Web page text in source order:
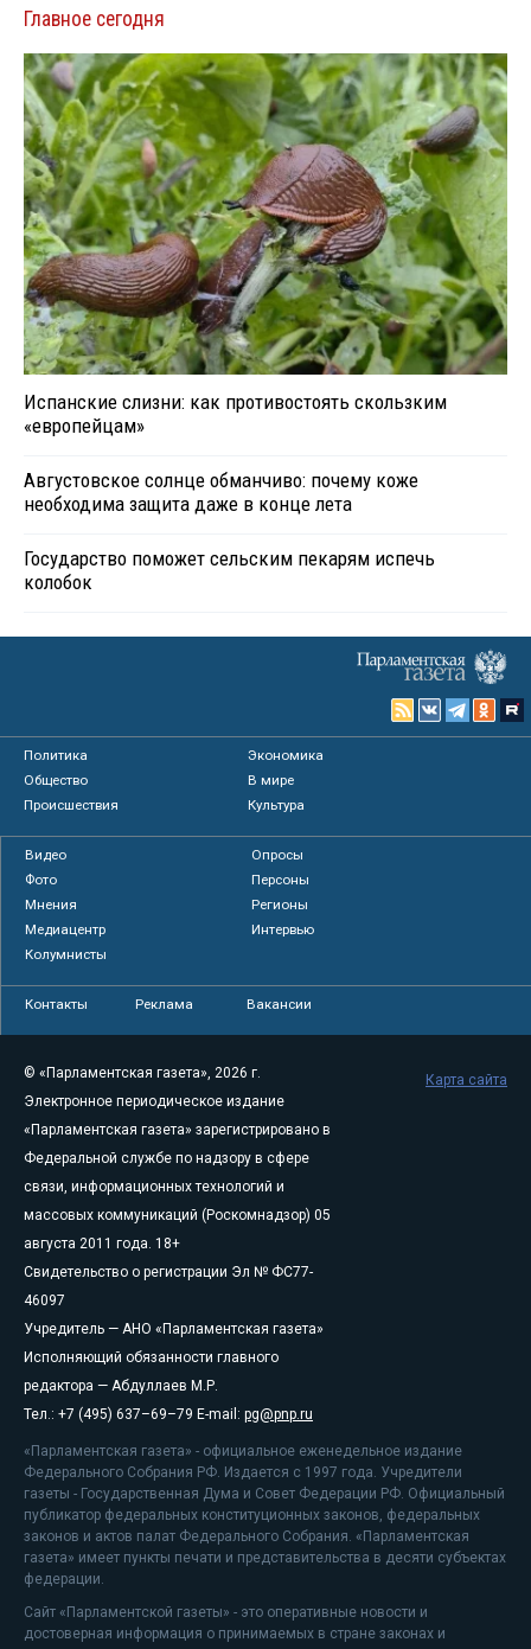
Главное сегодня
Испанские слизни: как противостоять скользким
«европейцам»
Августовское солнце обманчиво: почему коже
необходима защита даже в конце лета
Государство поможет сельским пекарям испечь
колобок
Политика
Экономика
Общество
В мире
Происшествия
Культура
Видео
Опросы
Фото
Персоны
Мнения
Регионы
Медиацентр
Интервью
Колумнисты
Контакты Реклама Вакансии
© «Парламентская газета», 2026 г.
Электронное периодическое издание
«Парламентская газета» зарегистрировано в
Федеральной службе по надзору в сфере
связи, информационных технологий и
массовых коммуникаций (Роскомнадзор) 05
августа 2011 года. 18+
Свидетельство о регистрации Эл № ФС77-
46097
Учредитель — АНО «Парламентская газета»
Исполняющий обязанности главного
редактора — Абдуллаев М.Р.
Тел.: +7 (495) 637–69–79 E-mail: pg@pnp.ru
«Парламентская газета» - официальное еженедельное издание
Федерального Собрания РФ. Издается с 1997 года. Учредители
газеты - Государственная Дума и Совет Федерации РФ. Официальный
публикатор федеральных конституционных законов, федеральных
законов и актов палат Федерального Собрания. «Парламентская
газета» имеет пункты печати и представительства в десяти субъектах
федерации.
Сайт «Парламентской газеты» - это оперативные новости и
достоверная информация о принимаемых в стране законах и
Карта сайта